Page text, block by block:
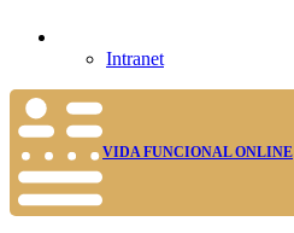
Intranet
VIDA FUNCIONAL ONLINE